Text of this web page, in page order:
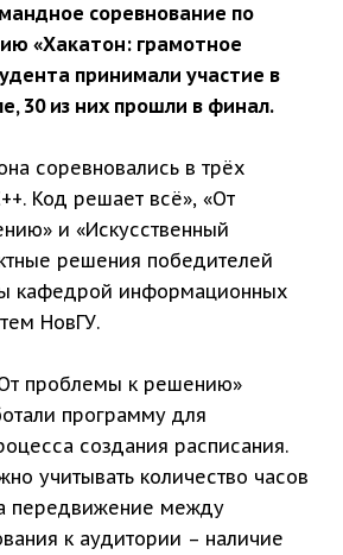
соревнование по
«Хакатон: грамотное
принимали участие в
30 из них прошли в финал.
соревновались в трёх
Код решает всё», «От
и «Искусственный
решения победителей
кафедрой информационных
НовГУ.
проблемы к решению»
программу для
создания расписания.
учитывать количество часов
передвижение между
к аудитории – наличие